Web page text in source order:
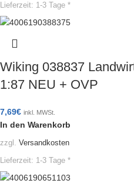
Lieferzeit: 1-3 Tage *
Wiking 038837
1:87 NEU + OVP
7,69€ inkl. MWSt.
In den Warenkorb
zzgl. Versandkosten
Lieferzeit: 1-3 Tage *